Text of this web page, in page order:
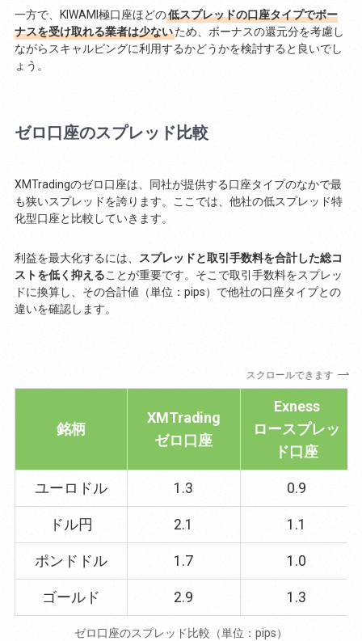
一方で、KIWAMI極口座ほどの低スプレッドの口座タイプでボー
ナスを受け取れる業者は少ないため、ボーナスの還元分を考慮し
ながらスキャルピングに利用するかどうかを検討すると良いでし
ょう。
ゼロ口座のスプレッド比較
XMTradingのゼロ口座は、同社が提供する口座タイプのなかで最
も狭いスプレッドを誇ります。ここでは、他社の低スプレッド特
化型口座と比較していきます。
利益を最大化するには、
スプレッドと取引手数料を合計した総コ
ストを低く抑えることが重要です。そこで取引手数料をスプレッ
ドに換算し、その合計値（単位：pips）で他社の口座タイプとの
違いを確認します。
スクロールできます
銘柄
XMTrading
ゼロ口座
Exness
ロースプレッ
ド口座
ユーロドル 1.3 0.9
ドル円 2.1 1.1
ポンドドル 1.7 1.0
ゴールド 2.9 1.3
ゼロ口座のスプレッド比較（単位：pips）